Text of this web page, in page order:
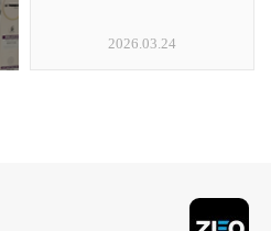
2026.03.24